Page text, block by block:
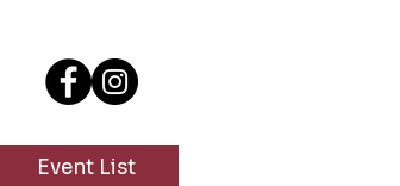
Event List